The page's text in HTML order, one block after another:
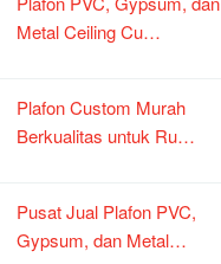
Metal Ceiling Cu…
Plafon Custom Murah
Berkualitas untuk Ru…
Pusat Jual Plafon PVC,
Gypsum, dan Metal…